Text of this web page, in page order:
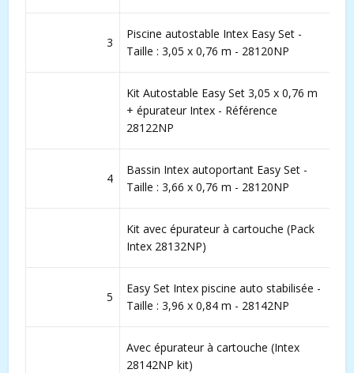
3
Piscine autostable Intex Easy Set -
Taille : 3,05 x 0,76 m - 28120NP
Kit Autostable Easy Set 3,05 x 0,76 m
+ épurateur Intex - Référence
28122NP
4
Bassin Intex autoportant Easy Set -
Taille : 3,66 x 0,76 m - 28120NP
Kit avec épurateur à cartouche (Pack
Intex 28132NP)
5
Easy Set Intex piscine auto stabilisée -
Taille : 3,96 x 0,84 m - 28142NP
Avec épurateur à cartouche (Intex
28142NP kit)